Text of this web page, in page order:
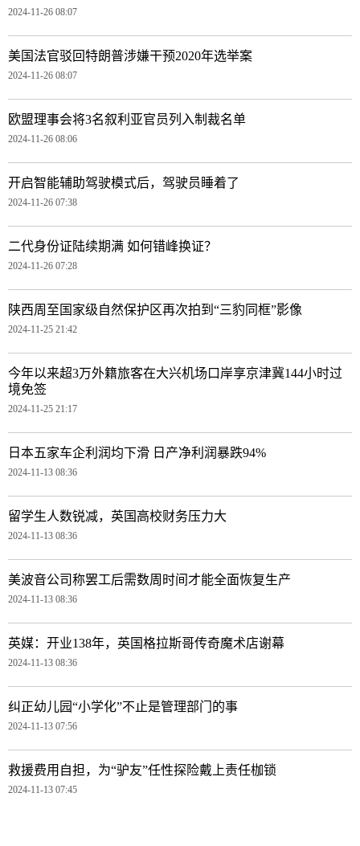
2024-11-26 08:07
美国法官驳回特朗普涉嫌干预2020年选举案
2024-11-26 08:07
欧盟理事会将3名叙利亚官员列入制裁名单
2024-11-26 08:06
开启智能辅助驾驶模式后，驾驶员睡着了
2024-11-26 07:38
二代身份证陆续期满 如何错峰换证？
2024-11-26 07:28
陕西周至国家级自然保护区再次拍到“三豹同框”影像
2024-11-25 21:42
今年以来超3万外籍旅客在大兴机场口岸享京津冀144小时过
境免签
2024-11-25 21:17
日本五家车企利润均下滑 日产净利润暴跌94%
2024-11-13 08:36
留学生人数锐减，英国高校财务压力大
2024-11-13 08:36
美波音公司称罢工后需数周时间才能全面恢复生产
2024-11-13 08:36
英媒：开业138年，英国格拉斯哥传奇魔术店谢幕
2024-11-13 08:36
纠正幼儿园“小学化”不止是管理部门的事
2024-11-13 07:56
救援费用自担，为“驴友”任性探险戴上责任枷锁
2024-11-13 07:45